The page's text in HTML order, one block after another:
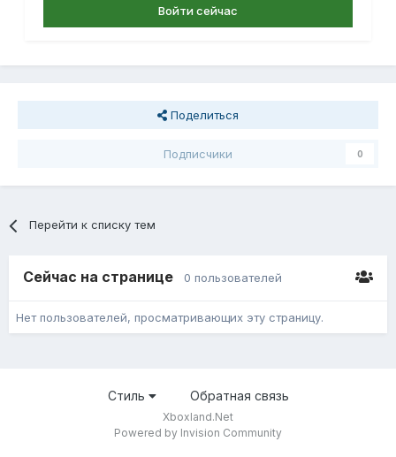
Войти сейчас
Поделиться
Подписчики 0
Перейти к списку тем
Сейчас на странице 0 пользователей
Нет пользователей, просматривающих эту страницу.
Стиль Обратная связь
Xboxland.Net
Powered by Invision Community